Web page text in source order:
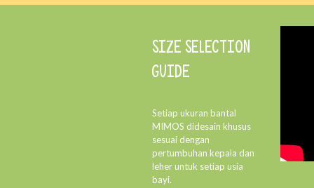
SIZE SELECTION
GUIDE
Setiap ukuran bantal
MIMOS didesain khusus
sesuai dengan
pertumbuhan kepala dan
leher untuk setiap usia
bayi.